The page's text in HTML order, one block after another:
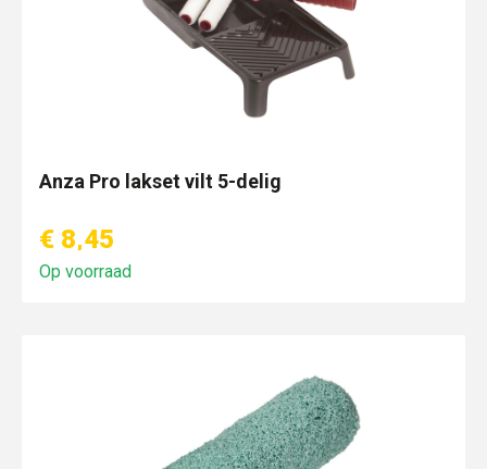
Anza Pro lakset vilt 5-delig
€ 8,45
Op voorraad